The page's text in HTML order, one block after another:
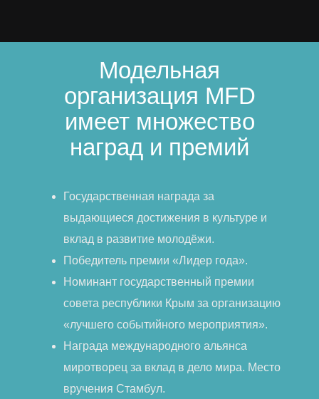
Модельная
организация MFD
имеет множество
наград и премий
Государственная награда за
выдающиеся достижения в культуре и
вклад в развитие молодёжи.
Победитель премии «Лидер года».
Номинант государственный премии
совета республики Крым за организацию
«лучшего событийного мероприятия».
Награда международного альянса
миротворец за вклад в дело мира. Место
вручения Стамбул.